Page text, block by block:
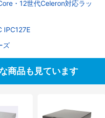
・12世代Celeron対応ラッ
IPC127E
ズ
商品も見ています